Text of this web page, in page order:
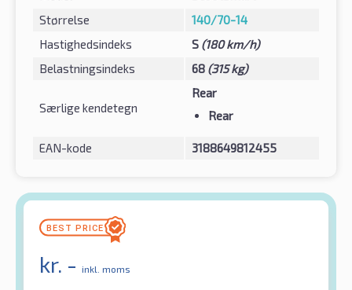
Størrelse
140/70-14
Hastighedsindeks
S (180 km/h)
Belastningsindeks
68 (315 kg)
Særlige kendetegn
Rear
Rear
EAN-kode 3188649812455
kr. - inkl. moms